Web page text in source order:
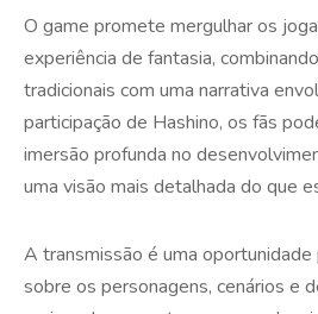
O game promete mergulhar os
experiência de fantasia,
tradicionais com uma narrativa
participação de Hashino, os fãs
imersão profunda no
uma visão mais detalhada do que
A transmissão é uma oportunidade
sobre os personagens, cenários e